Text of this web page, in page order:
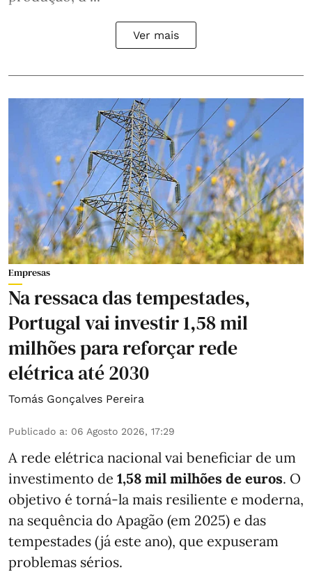
Ver mais
Empresas
Na ressaca das tempestades,
Portugal vai investir 1,58 mil
milhões para reforçar rede
elétrica até 2030
Tomás Gonçalves Pereira
Publicado a: 06 Agosto 2026, 17:29
A rede elétrica nacional vai beneficiar de um
investimento de 1,58 mil milhões de euros. O
objetivo é torná-la mais resiliente e moderna,
na sequência do Apagão (em 2025) e das
tempestades (já este ano), que expuseram
problemas sérios.